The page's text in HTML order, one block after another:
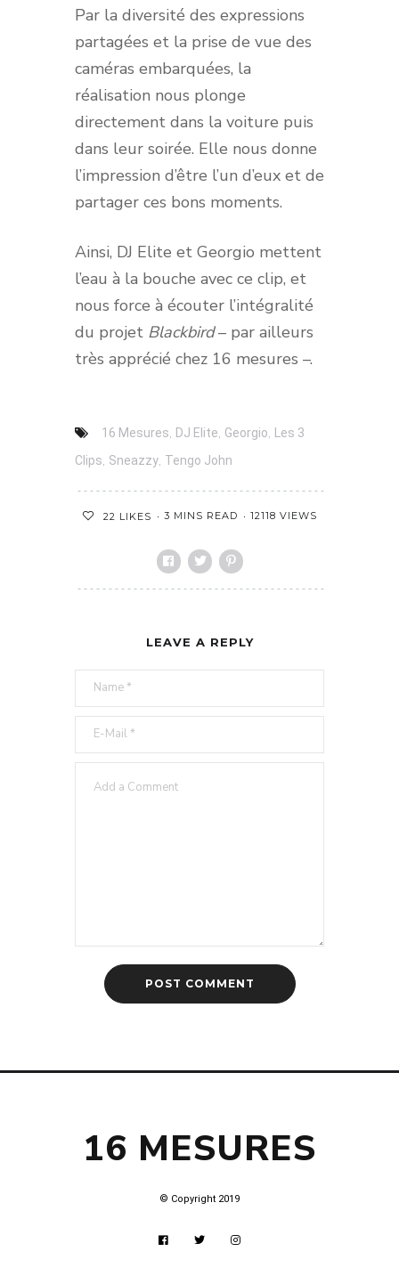
Par la diversité des expressions
partagées et la prise de vue des
caméras embarquées, la
réalisation nous plonge
directement dans la voiture puis
dans leur soirée. Elle nous donne
l’impression d’être l’un d’eux et de
partager ces bons moments.
Ainsi, DJ Elite et Georgio mettent
l’eau à la bouche avec ce clip, et
nous force à écouter l’intégralité
du projet Blackbird– par ailleurs
très apprécié chez 16 mesures –.
16 Mesures, DJ Elite, Georgio,
Les 3
Clips, Sneazzy, Tengo John
22 LIKES 3 MINS READ 12118 VIEWS
LEAVE A REPLY
© Copyright 2019
16 MESURES